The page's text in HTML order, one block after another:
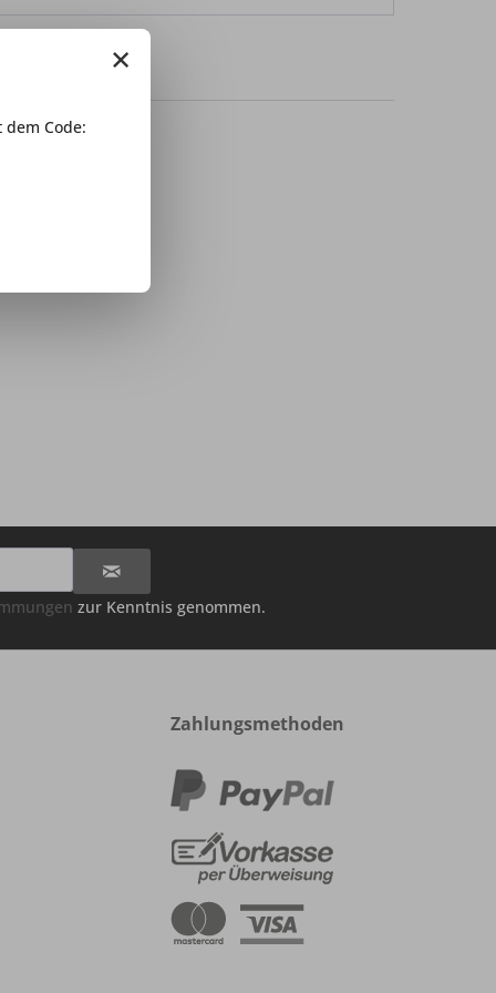
zur Kenntnis genommen.
Zahlungsmethoden
×
Code: